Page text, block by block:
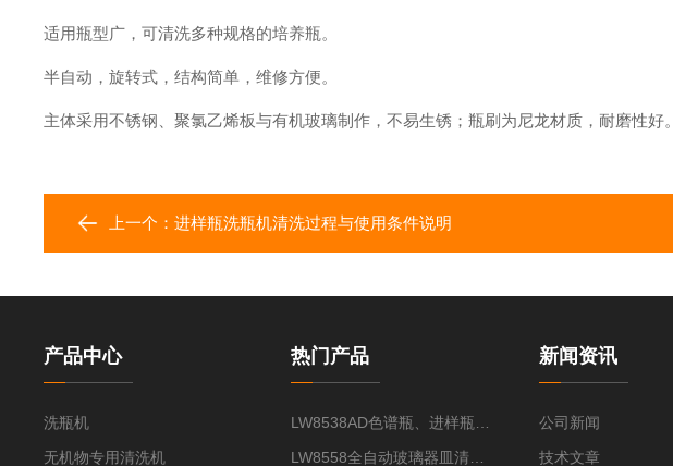
适用瓶型广，可清洗多种规格的培养瓶。
半自动，旋转式，结构简单，维修方便。
主体采用不锈钢、聚氯乙烯板与有机玻璃制作，不易生锈；瓶刷为尼龙材质，耐磨性好。
上一个： 进样瓶洗瓶机清洗过程与使用条件说明
产品中心
洗瓶机
无机物专用清洗机
热门产品 新闻资讯
公司新闻
技术文章